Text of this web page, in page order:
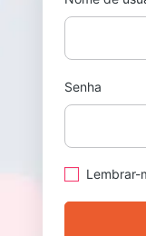
Senha
Lembrar-